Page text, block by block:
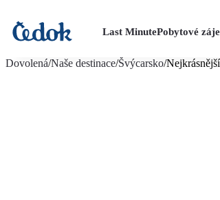
Last MinutePobytové
Dovolená/Naše destinace/Švýcarsko/